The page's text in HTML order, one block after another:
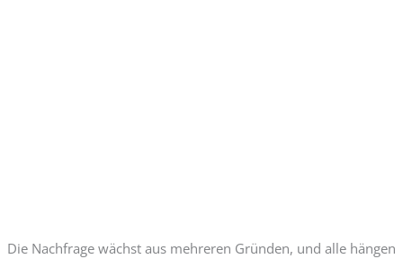
Die Nachfrage wächst aus mehreren Gründen, und alle hängen